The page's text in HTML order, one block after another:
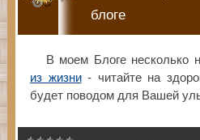
блоге
В моем Блоге несколько
из жизни- читайте на
будет поводом для Вашей